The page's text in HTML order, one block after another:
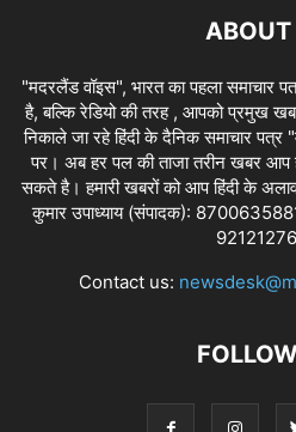
ABOUT
"मदरलैंड वॉइस", भारत का पहला समाचार
है, बल्कि रेडियो की तरह , आपको प्रमुख खबरे
निकाले जा रहे हिंदी के दैनिक समाचार
पर। अब हर पल की ताजा तरीन खबर आप
सकते है। हमारी खबरों को आप हिंदी के
कुमार उपाध्याय (संपादक):
Contact us: